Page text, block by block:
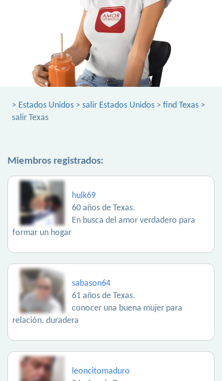
> Estados Unidos > salir Estados Unidos > find Texas >
salir Texas
Miembros registrados:
hulk69
60 años de Texas.
En busca del amor verdadero para
formar un hogar
sabason64
61 años de Texas.
conocer una buena mujer para
relación. duradera
leoncitomaduro